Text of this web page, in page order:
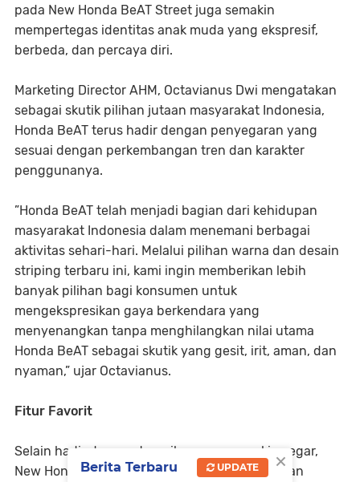
pada New Honda BeAT Street juga semakin
mempertegas identitas anak muda yang ekspresif,
berbeda, dan percaya diri.
Marketing Director AHM, Octavianus Dwi mengatakan
sebagai skutik pilihan jutaan masyarakat Indonesia,
Honda BeAT terus hadir dengan penyegaran yang
sesuai dengan perkembangan tren dan karakter
penggunanya.
”Honda BeAT telah menjadi bagian dari kehidupan
masyarakat Indonesia dalam menemani berbagai
aktivitas sehari-hari. Melalui pilihan warna dan desain
striping terbaru ini, kami ingin memberikan lebih
banyak pilihan bagi konsumen untuk
mengekspresikan gaya berkendara yang
menyenangkan tanpa menghilangkan nilai utama
Honda BeAT sebagai skutik yang gesit, irit, aman, dan
nyaman,” ujar Octavianus.
Fitur Favorit
Selain hadir dengan tampilan yang semakin segar,
New Honda BeAT Series tetap mempertahankan
×
Berita Terbaru UPDATE